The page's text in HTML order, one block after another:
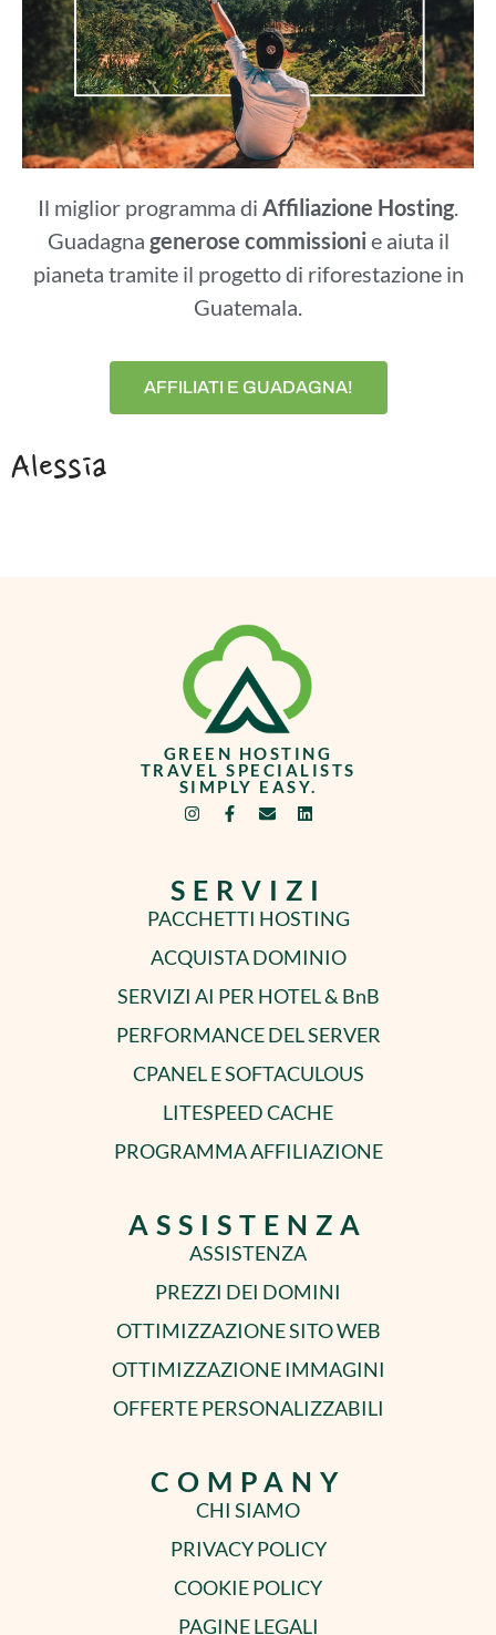
Il miglior programma di Affiliazione Hosting
Guadagna generose commissionie aiuta il
pianeta tramite il progetto di riforestazione in
Guatemala.
AFFILIATI E GUADAGNA!
Alessia
GREEN HOSTING
TRAVEL SPECIALISTS
SIMPLY EASY.
SERVIZI
PACCHETTI HOSTING
ACQUISTA DOMINIO
SERVIZI AI PER HOTEL & BnB
PERFORMANCE DEL SERVER
CPANEL E SOFTACULOUS
LITESPEED CACHE
PROGRAMMA AFFILIAZIONE
ASSISTENZA
ASSISTENZA
PREZZI DEI DOMINI
OTTIMIZZAZIONE SITO WEB
OTTIMIZZAZIONE IMMAGINI
OFFERTE PERSONALIZZABILI
COMPANY
CHI SIAMO
PRIVACY POLICY
COOKIE POLICY
PAGINE LEGALI